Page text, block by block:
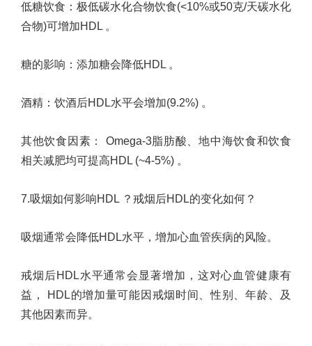
低糖饮食 ： 极低碳水化合物饮食(<10%或50克/天碳水化
合物)可增加HDL 。
糖的影响 ： 添加糖会降低HDL 。
酒精 ： 饮酒后HDL水平会增加(9.2%) 。
其他饮食因素 ： Omega-3脂肪酸、地中海饮食和饮食
相关减肥均可提高HDL (~4-5%) 。
7.吸烟如何影响HDL ？戒烟后HDL的变化如何？
吸烟通常会降低HDL水平，增加心血管疾病的风险。
戒烟后HDL水平通常会显著增加，这对心血管健康有
益，
HDL的增加量可能因戒烟时间、性别、年龄、及
其他因素而异。